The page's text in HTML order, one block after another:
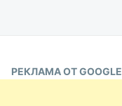
РЕКЛАМА ОТ GOOGLE